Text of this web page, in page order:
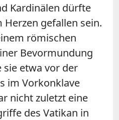
Kardinälen dürfte
gefallen sein.
römischen
Bevormundung
sie etwa vor der
im Vorkonklave
nicht zuletzt eine
des Vatikan in